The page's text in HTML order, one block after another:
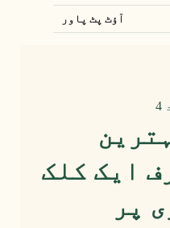
آؤٹ پٹ پاور
ایک کلک
پر